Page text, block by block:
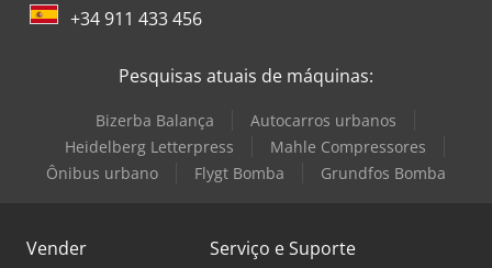
+34 911 433 456
Pesquisas atuais de máquinas:
Bizerba Balança
Autocarros urbanos
Heidelberg Letterpress
Mahle Compressores
Ônibus urbano
Flygt Bomba Grundfos Bomba
Vender Serviço e Suporte